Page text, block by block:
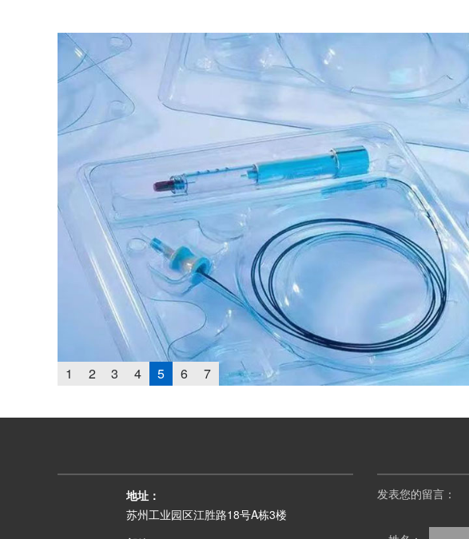
1 2 3 4 5 6 7
地址：
苏州工业园区江胜路18号A栋3楼
发表您的留言：